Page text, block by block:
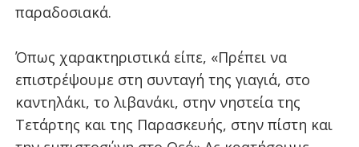
παραδοσιακά.
Όπως χαρακτηριστικά είπε, «Πρέπει να
επιστρέψουμε στη συνταγή της γιαγιά, στο
καντηλάκι, το λιβανάκι, στην νηστεία της
Τετάρτης και της Παρασκευής, στην πίστη και